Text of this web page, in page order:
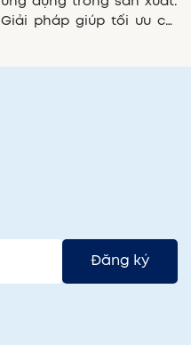
Giải pháp giúp tối ưu chi
Đăng ký